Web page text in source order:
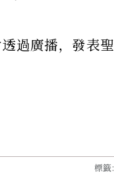
過廣播，發表聖
標籤: